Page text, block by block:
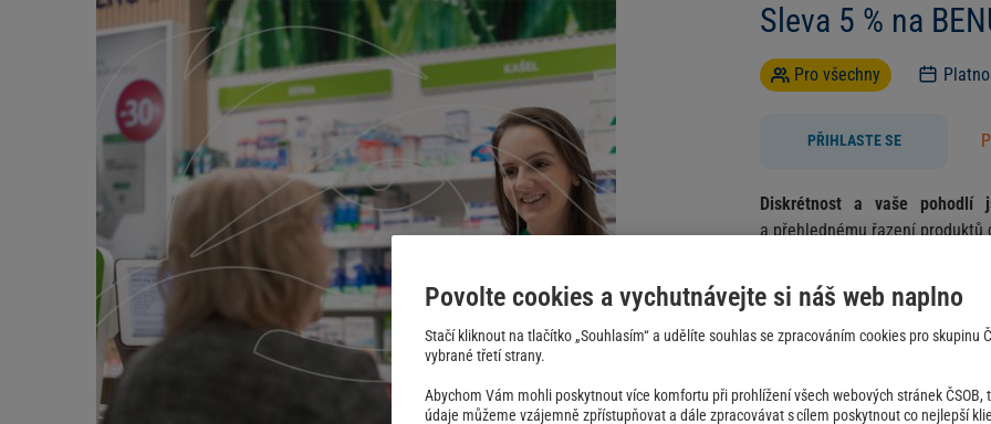
Sleva 5 % na
Pro všechny
PŘIHLASTE SE
Diskrétnost a vaše pohodlí
a přehlednému řazení
volně
i veterinární potřeby.
Povolte cookies a vychutnávejte si náš web naplno
Stačí kliknout na tlačítko „Souhlasím“ a udělíte souhlas se zpracováním cookies pro skupinu
vybrané třetí strany.
Abychom Vám mohli poskytnout více komfortu při prohlížení všech webových stránek ČSOB,
údaje můžeme vzájemně zpřístupňovat a dále zpracovávat s cílem poskytnout co nejlepší